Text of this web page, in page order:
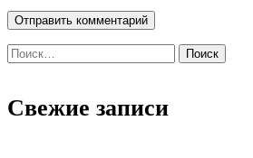
Найти:
Свежие записи